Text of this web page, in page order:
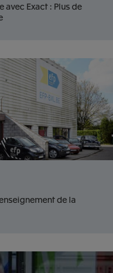
Exact : Plus de
de la